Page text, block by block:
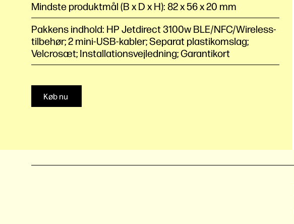
Mindste produktmål (B x D x H): 82 x 56 x 20 mm
Pakkens indhold: HP Jetdirect 3100w BLE/NFC/Wireless-
tilbehør; 2 mini-USB-kabler; Separat plastikomslag;
Velcrosæt; Installationsvejledning; Garantikort
Køb nu